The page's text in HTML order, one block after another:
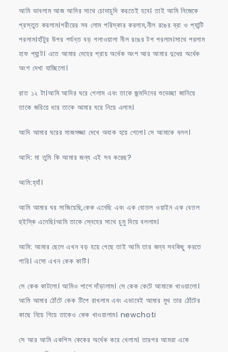
আমি ভাবলাম আজ আদির সাথে চোদাচুদি করতেই হবে। তাই আমি নিজেকে
প্রস্তুত করলাম।শরীরের সব লোম পরিস্কার করলাম,নীল রঙের ব্রা ও প্যান্টি
পরলাম।হাঁটুর উপর পর্যন্ত বড় গলাওয়ালা নীল রঙের টপ পরলাম।সাথে পরলাম
হাফ প্যান্ট। এতে আমার দেহের প্রায় অর্ধেক অংশ আর আমার দুধের অর্ধেক
অংশ দেখা যাচ্ছিলো।
রাত ১২ টা।আমি আদির ঘরে গেলাম এবং তাকে জন্মদিনের শুভেচ্ছা জানিয়ে
তাকে জরিয়ে ধরে তাকে আমার ঘরে নিয়ে এলাম।
আদি আমার ঘরের সাজসজ্জা দেখে অবাক হয়ে গেলো। সে আমাকে বলল।
আদি: মা তুমি কি আমার জন্য এই সব করেছ?
আমি:হ্যাঁ।
আমি আমার ঘর সাজিয়েছি,কেক এনেছি এবং এক বোতল ওয়াইন এক বেতল
হুইস্কি এনেছি।আমি তাকে স্নেহের সাথে চুমু দিয়ে বললাম।
আমি: আমার ছেলে এখন বড় হয়ে গেছে তাই আমি তার জন্য সবকিছু করতে
পারি। এসো এখন কেক কাটি।
সে কেক কাটলো। আমিও পাশে দাঁড়ালাম। সে কেক কেটে আমাকে খাওয়ালো।
আমি আমার ঠোঁটে কেক টিপে রাখলাম এবং এভাবেই আমার মুখ তার ঠোঁটের
কাছে নিয়ে গিয়ে তাকেও কেক খাওয়ালাম। newchoti
সে আর আমি একপিস কেকের অর্ধেক করে খেলাম। তারপর আমরা একে